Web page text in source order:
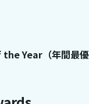
Year（年間最